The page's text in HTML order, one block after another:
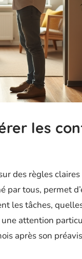
les
des règles
par tous, permet
les tâches,
attention
après son